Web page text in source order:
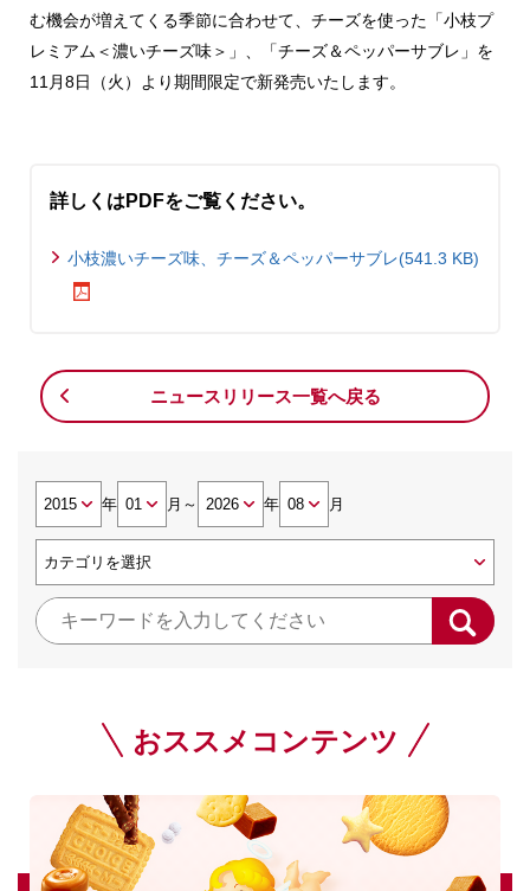
む機会が増えてくる季節に合わせて、チーズを使った「小枝プ
レミアム＜濃いチーズ味＞」、「チーズ＆ペッパーサブレ」を
11月8日（火）より期間限定で新発売いたします。
詳しくはPDFをご覧ください。
小枝濃いチーズ味、チーズ＆ペッパーサブレ(541.3 KB)
ニュースリリース一覧へ戻る
年 月 ～ 年 月
おススメコンテンツ